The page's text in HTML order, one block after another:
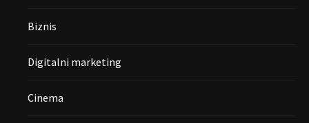
Biznis
Digitalni marketing
Cinema